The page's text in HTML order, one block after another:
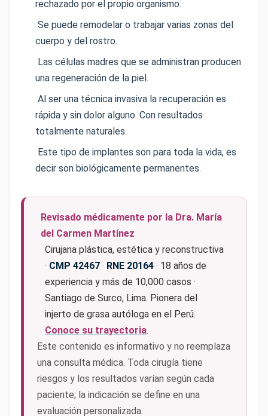
rechazado por el propio organismo.
Se puede remodelar o trabajar varias zonas del
cuerpo y del rostro.
Las células madres que se administran producen
una regeneración de la piel.
Al ser una técnica invasiva la recuperación es
rápida y sin dolor alguno. Con resultados
totalmente naturales.
Este tipo de implantes son para toda la vida, es
decir son biológicamente permanentes.
Revisado médicamente por la Dra. María
del Carmen Martínez
Cirujana plástica, estética y reconstructiva
· CMP 42467· RNE 20164· 18 años de
experiencia y más de 10,000 casos ·
Santiago de Surco, Lima. Pionera del
injerto de grasa autóloga en el Perú.
Conoce su trayectoria.
Este contenido es informativo y no reemplaza
una consulta médica. Toda cirugía tiene
riesgos y los resultados varían según cada
paciente; la indicación se define en una
evaluación personalizada.